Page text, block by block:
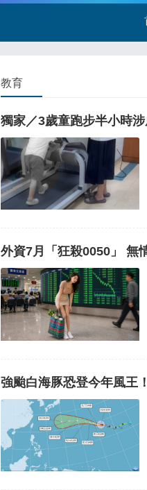
教育
獨家／3歲童跑步半小時
外資7月「狂殺0050」 無
強颱白海豚恐登今年風王